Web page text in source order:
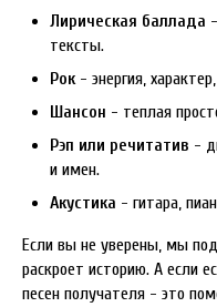
Лирическая баллада
тексты.
Рок- энергия,
Шансон - теплая
Рэп или речитатив -
и имен.
Акустика - гитара,
Если вы не уверены, мы
раскроет историю. А если
песен получателя - это